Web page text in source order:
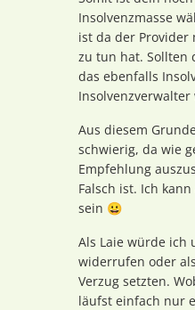
Insolvenzmasse
ist da der
zu tun hat. Sollten
das ebenfalls
Aus diesem
schwierig, da wie
Empfehlung
Falsch ist. Ich
sein 😀
Als Laie würde ich
widerrufen oder
Verzug setzten.
läufst einfach nur